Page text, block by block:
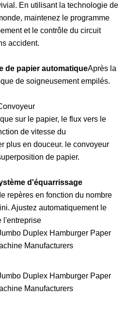
En utilisant la technologie de
maintenez le programme
et le contrôle du circuit
accident.
de papier automatiqueAprès la
de soigneusement empilés.
sur le papier, le flux vers le
de vitesse du
plus en douceur. le convoyeur
de papier.
d'équarrissage
repères en fonction du nombre
Ajustez automatiquement le
l'entreprise